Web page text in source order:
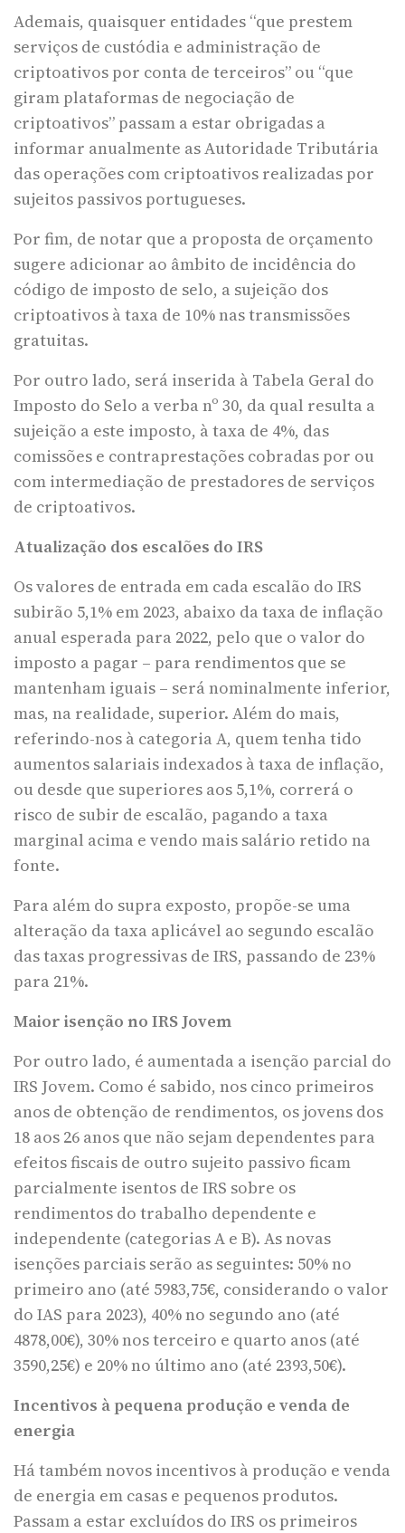
Ademais, quaisquer entidades “que prestem
serviços de custódia e administração de
criptoativos por conta de terceiros” ou “que
giram plataformas de negociação de
criptoativos” passam a estar obrigadas a
informar anualmente as Autoridade Tributária
das operações com criptoativos realizadas por
sujeitos passivos portugueses.
Por fim, de notar que a proposta de orçamento
sugere adicionar ao âmbito de incidência do
código de imposto de selo, a sujeição dos
criptoativos à taxa de 10% nas transmissões
gratuitas.
Por outro lado, será inserida à Tabela Geral do
Imposto do Selo a verba nº 30, da qual resulta a
sujeição a este imposto, à taxa de 4%, das
comissões e contraprestações cobradas por ou
com intermediação de prestadores de serviços
de criptoativos.
Atualização dos escalões do IRS
Os valores de entrada em cada escalão do IRS
subirão 5,1% em 2023, abaixo da taxa de inflação
anual esperada para 2022, pelo que o valor do
imposto a pagar – para rendimentos que se
mantenham iguais – será nominalmente inferior,
mas, na realidade, superior. Além do mais,
referindo-nos à categoria A, quem tenha tido
aumentos salariais indexados à taxa de inflação,
ou desde que superiores aos 5,1%, correrá o
risco de subir de escalão, pagando a taxa
marginal acima e vendo mais salário retido na
fonte.
Para além do supra exposto, propõe-se uma
alteração da taxa aplicável ao segundo escalão
das taxas progressivas de IRS, passando de 23%
para 21%.
Maior isenção no IRS Jovem
Por outro lado, é aumentada a isenção parcial do
IRS Jovem. Como é sabido, nos cinco primeiros
anos de obtenção de rendimentos, os jovens dos
18 aos 26 anos que não sejam dependentes para
efeitos fiscais de outro sujeito passivo ficam
parcialmente isentos de IRS sobre os
rendimentos do trabalho dependente e
independente (categorias A e B). As novas
isenções parciais serão as seguintes: 50% no
primeiro ano (até 5983,75€, considerando o valor
do IAS para 2023), 40% no segundo ano (até
4878,00€), 30% nos terceiro e quarto anos (até
3590,25€) e 20% no último ano (até 2393,50€).
Incentivos à pequena produção e venda de
energia
Há também novos incentivos à produção e venda
de energia em casas e pequenos produtos.
Passam a estar excluídos do IRS os primeiros